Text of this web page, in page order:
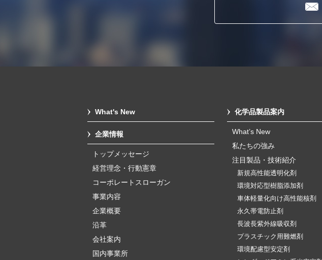
What's New
企業情報
トップメッセージ
経営理念・行動憲章
コーポレートスローガン
事業内容
企業概要
沿革
会社案内
国内事業所
化学品製品案内
What’s New
私たちの強み
注目製品・技術紹介
新規高性能透明化剤
環境対応型樹脂添加剤
車体軽量化向け高性能核剤
永久帯電防止剤
長波長紫外線吸収剤
プラスチック用難燃剤
環境配慮型安定剤